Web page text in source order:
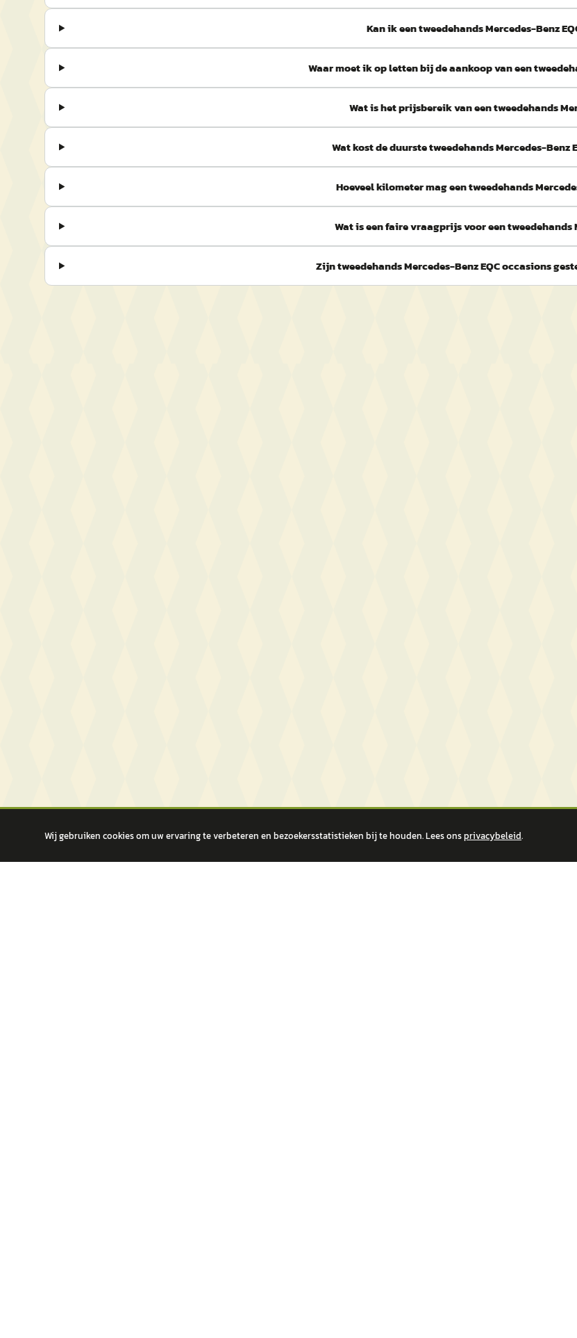
Kan ik een tweedehands Mercedes-Benz
Waar moet ik op letten bij de aankoop van een
Wat is het prijsbereik van een tweedehands
Wat kost de duurste tweedehands Mercedes-Benz
Hoeveel kilometer mag een tweedehands
Wat is een faire vraagprijs voor een tweedehands
Zijn tweedehands Mercedes-Benz EQC occasions
Wij gebruiken cookies om uw ervaring te verbeteren en bezoekersstatistieken bij te houden. Lees onsprivacybeleid.